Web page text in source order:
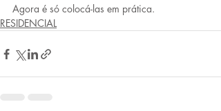
Agora é só colocá-las em prática.
RESIDENCIAL